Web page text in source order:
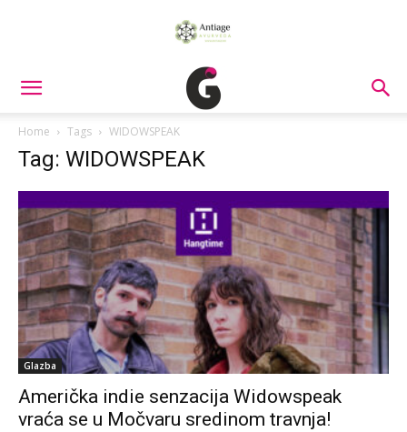
Home Tags WIDOWSPEAK
Tag: WIDOWSPEAK
Glazba
Američka indie senzacija Widowspeak
vraća se u Močvaru sredinom travnja!